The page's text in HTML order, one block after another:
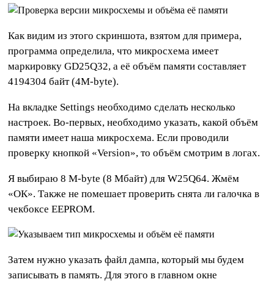
Как видим из этого скриншота, взятом для примера,
программа определила, что микросхема имеет
маркировку GD25Q32, а её объём памяти составляет
4194304 байт (4M-byte).
На вкладке Settings необходимо сделать несколько
настроек. Во-первых, необходимо указать, какой объём
памяти имеет наша микросхема. Если проводили
проверку кнопкой «Version», то объём смотрим в логах.
Я выбираю 8 M-byte (8 Мбайт) для W25Q64. Жмём
«ОК». Также не помешает проверить снята ли галочка в
чекбоксе EEPROM.
Затем нужно указать файл дампа, который мы будем
записывать в память. Для этого в главном окне